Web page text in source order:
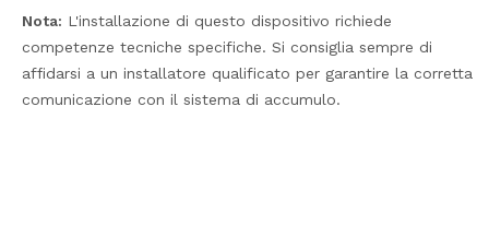
Nota: L'installazione di questo dispositivo richiede
competenze tecniche specifiche. Si consiglia sempre di
affidarsi a un installatore qualificato per garantire la corretta
comunicazione con il sistema di accumulo.